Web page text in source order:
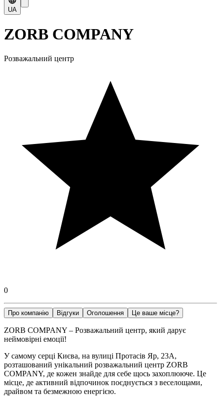
UA
ZORB COMPANY
Розважальний центр
0
Про компанію Відгуки Оголошення Це ваше місце?
ZORB COMPANY – Розважальний центр, який дарує
неймовірні емоції!
У самому серці Києва, на вулиці Протасів Яр, 23А,
розташований унікальний розважальний центр ZORB
COMPANY, де кожен знайде для себе щось захоплююче. Це
місце, де активний відпочинок поєднується з веселощами,
драйвом та безмежною енергією.